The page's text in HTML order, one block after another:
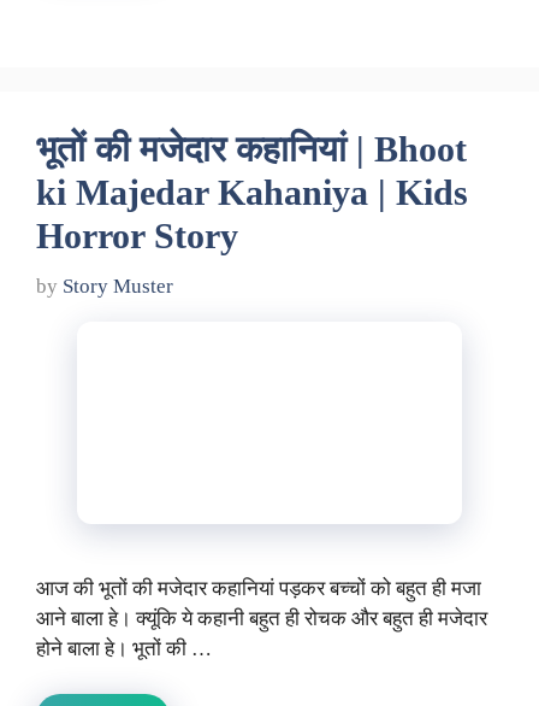
भूतों की मजेदार कहानियां | Bhoot
ki Majedar Kahaniya | Kids
Horror Story
by Story Muster
आज की भूतों की मजेदार कहानियां पड़कर बच्चों को बहुत ही मजा
आने बाला हे। क्यूंकि ये कहानी बहुत ही रोचक और बहुत ही मजेदार
होने बाला हे। भूतों की …